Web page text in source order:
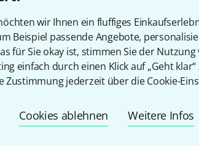
wir Ihnen ein fluffiges
Beispiel passende Angebote,
für Sie okay ist, stimmen Sie der
einfach durch einen Klick auf „Geht klar“
Zustimmung jederzeit über die Cookie-
Cookies ablehnen Weitere Infos
Ihnen, was Sie sehen?